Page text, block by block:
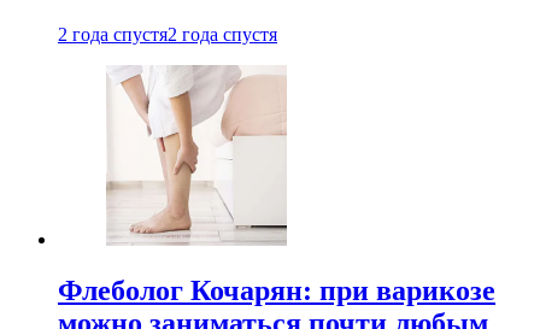
2 года спустя2 года спустя
Флеболог Кочарян: при варикозе
можно заниматься почти любым